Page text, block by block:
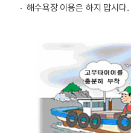
해수욕장 이용은 하지 맙시다.